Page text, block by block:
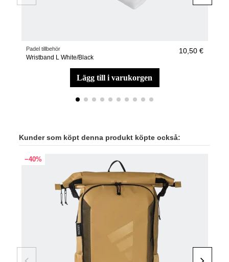
Padel tillbehör
Wristband L White/Black
10,50 €
lägg till i varukorgen
Kunder som köpt denna produkt köpte också:
−40%